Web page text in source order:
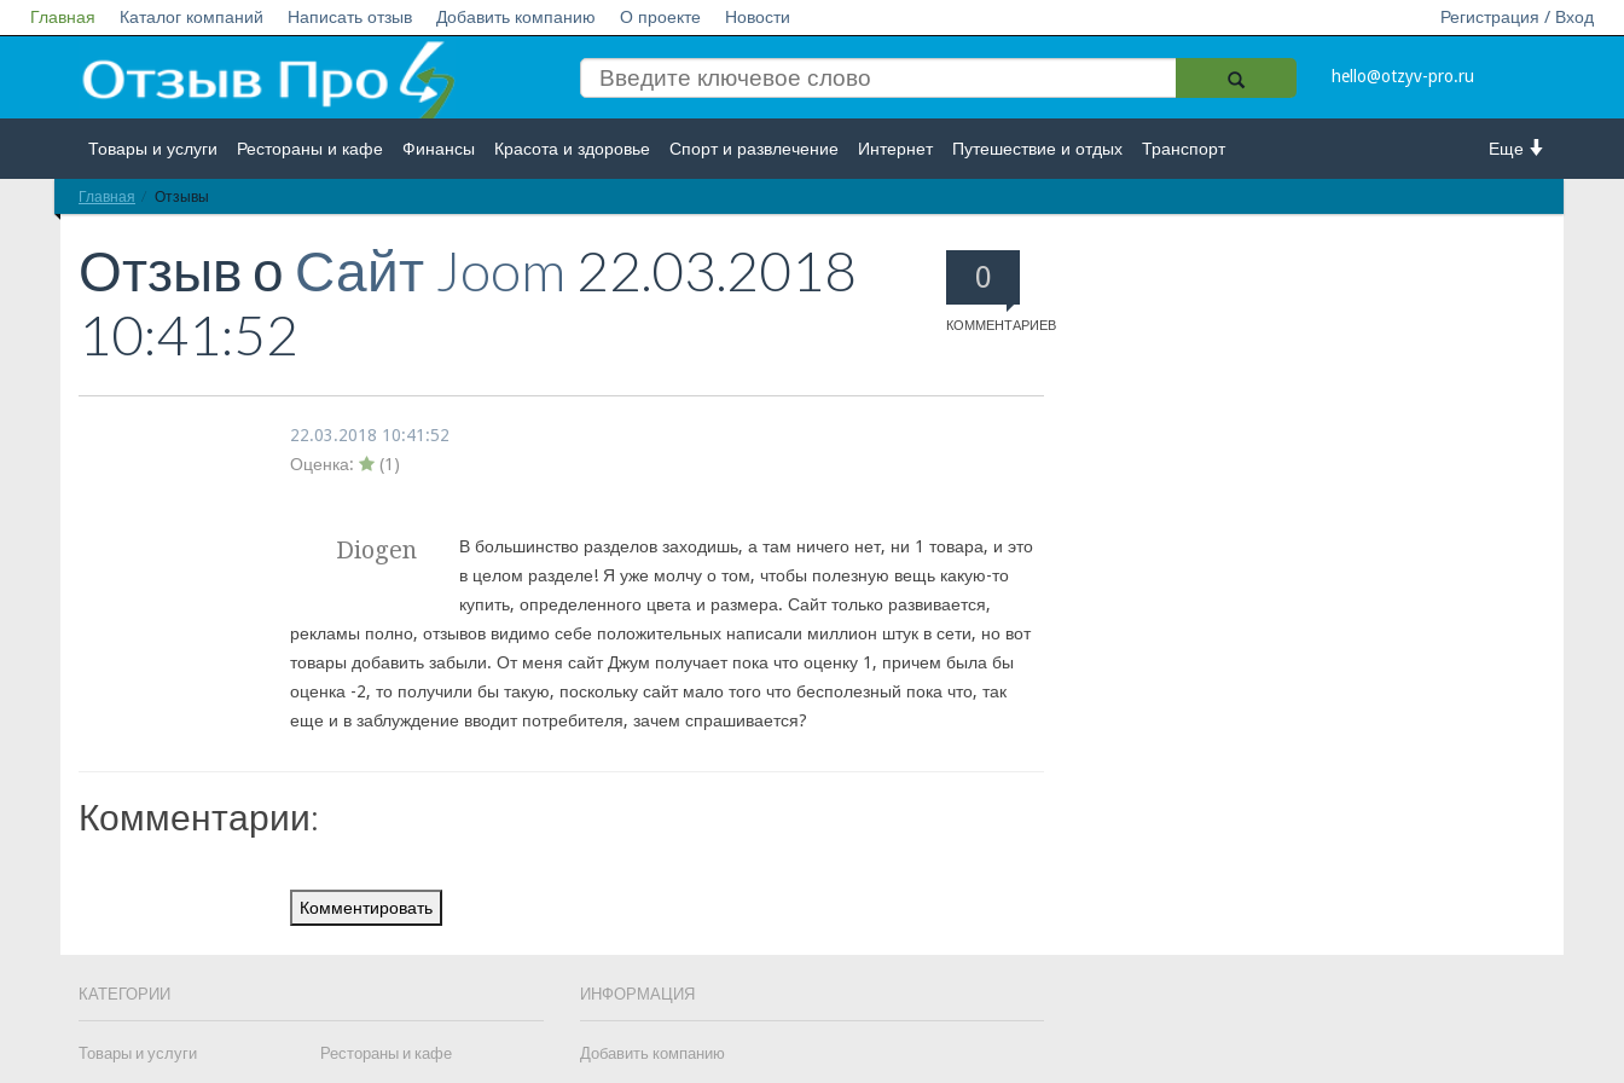
Главная Каталог компаний Написать отзыв Добавить компанию О проекте Новости Регистрация / Вход
hello@otzyv-pro.ru
Еще
Товары и услуги Рестораны и кафе Финансы Красота и здоровье Спорт и развлечение Интернет Путешествие и отдых Транспорт
Недвижимость
Главная Отзывы
0
КОММЕНТАРИЕВ
Отзыв о Сайт Joom 22.03.2018
10:41:52
22.03.2018 10:41:52
Оценка:
(1 )
Diogen
В большинство разделов заходишь, а там ничего нет, ни 1 товара, и это
в целом разделе! Я уже молчу о том, чтобы полезную вещь какую-то
купить, определенного цвета и размера. Сайт только развивается,
рекламы полно, отзывов видимо себе положительных написали миллион штук в сети, но вот
товары добавить забыли. От меня сайт Джум получает пока что оценку 1, причем была бы
оценка -2, то получили бы такую, поскольку сайт мало того что бесполезный пока что, так
еще и в заблуждение вводит потребителя, зачем спрашивается?
Комментарии:
Комментировать
КАТЕГОРИИ
Товары и услуги
Рестораны и кафе
ИНФОРМАЦИЯ
Добавить компанию